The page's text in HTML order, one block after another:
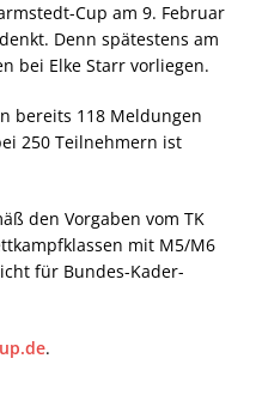
Cup am 9. Februar
Denn spätestens am
bei Elke Starr vorliegen.
bereits 118 Meldungen
250 Teilnehmern ist
den Vorgaben vom TK
mit M5/M6
für Bundes-Kader-
.